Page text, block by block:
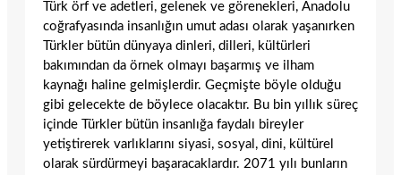
Türk örf ve adetleri, gelenek ve görenekleri, Anadolu
coğrafyasında insanlığın umut adası olarak yaşanırken
Türkler bütün dünyaya dinleri, dilleri, kültürleri
bakımından da örnek olmayı başarmış ve ilham
kaynağı haline gelmişlerdir. Geçmişte böyle olduğu
gibi gelecekte de böylece olacaktır. Bu bin yıllık süreç
içinde Türkler bütün insanlığa faydalı bireyler
yetiştirerek varlıklarını siyasi, sosyal, dini, kültürel
olarak sürdürmeyi başaracaklardır. 2071 yılı bunların